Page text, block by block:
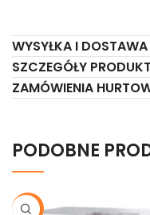
WYSYŁKA I DOSTAWA
SZCZEGÓŁY
ZAMÓWIENIA
PODOBNE
-21%